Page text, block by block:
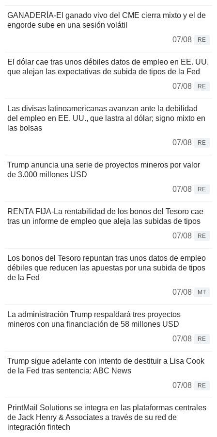
GANADERÍA-El ganado vivo del CME cierra mixto y el de
engorde sube en una sesión volátil
07/08
RE
El dólar cae tras unos débiles datos de empleo en EE. UU.
que alejan las expectativas de subida de tipos de la Fed
07/08
RE
Las divisas latinoamericanas avanzan ante la debilidad
del empleo en EE. UU., que lastra al dólar; signo mixto en
las bolsas
07/08
RE
Trump anuncia una serie de proyectos mineros por valor
de 3.000 millones USD
07/08
RE
RENTA FIJA-La rentabilidad de los bonos del Tesoro cae
tras un informe de empleo que aleja las subidas de tipos
07/08
RE
Los bonos del Tesoro repuntan tras unos datos de empleo
débiles que reducen las apuestas por una subida de tipos
de la Fed
07/08
MT
La administración Trump respaldará tres proyectos
mineros con una financiación de 58 millones USD
07/08
RE
Trump sigue adelante con intento de destituir a Lisa Cook
de la Fed tras sentencia: ABC News
07/08
RE
PrintMail Solutions se integra en las plataformas centrales
de Jack Henry & Associates a través de su red de
integración fintech